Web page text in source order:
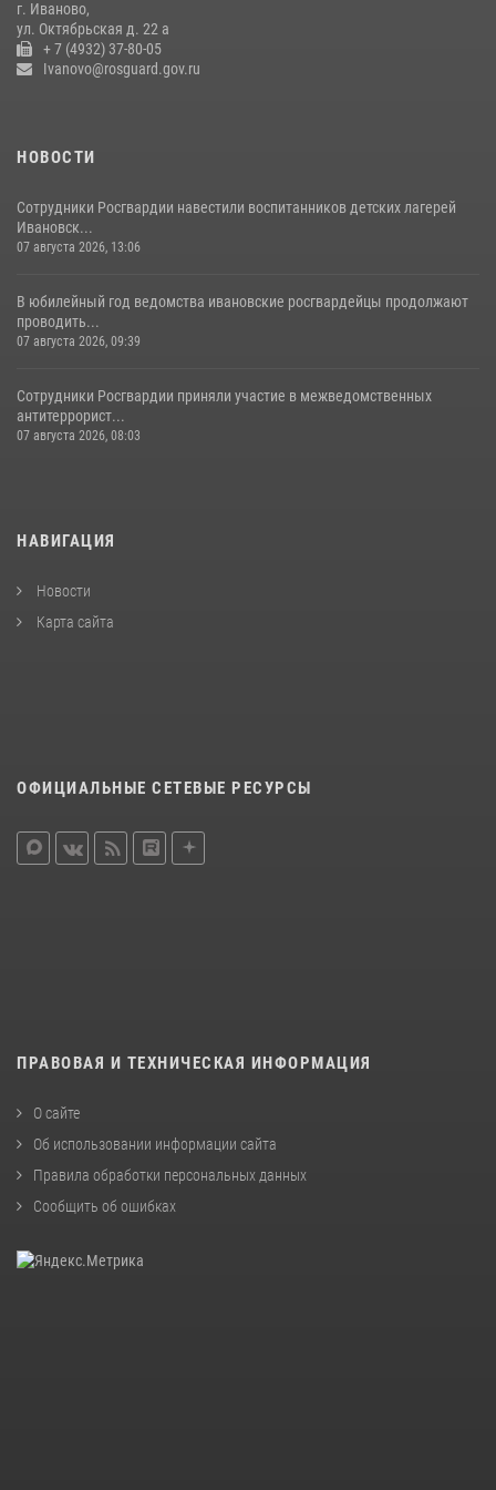
20 июля 2026, 09:12 3
г. Иваново,
ул. Октябрьская д. 22 а
+ 7 (4932) 37-80-05
Ivanovo@rosguard.gov.ru
НОВОСТИ
Сотрудники Росгвардии навестили воспитанников детских лагерей
Ивановск...
07 августа 2026, 13:06
В юбилейный год ведомства ивановские росгвардейцы продолжают
проводить...
07 августа 2026, 09:39
Сотрудники Росгвардии приняли участие в межведомственных
антитеррорист...
07 августа 2026, 08:03
НАВИГАЦИЯ
Новости
Карта сайта
ОФИЦИАЛЬНЫЕ СЕТЕВЫЕ РЕСУРСЫ
ПРАВОВАЯ И ТЕХНИЧЕСКАЯ ИНФОРМАЦИЯ
О сайте
Об использовании информации сайта
Правила обработки персональных данных
Сообщить об ошибках